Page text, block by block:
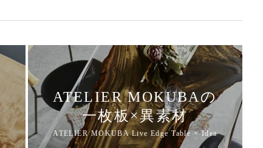
ATELIER MOKUBAの
一枚板×異素材